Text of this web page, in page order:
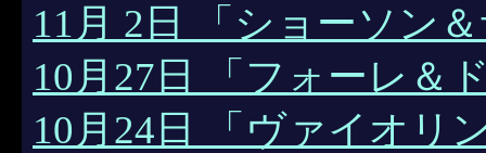
11月 2日 「ショーソン
10月27日 「フォーレ＆
10月24日 「ヴァイオリ